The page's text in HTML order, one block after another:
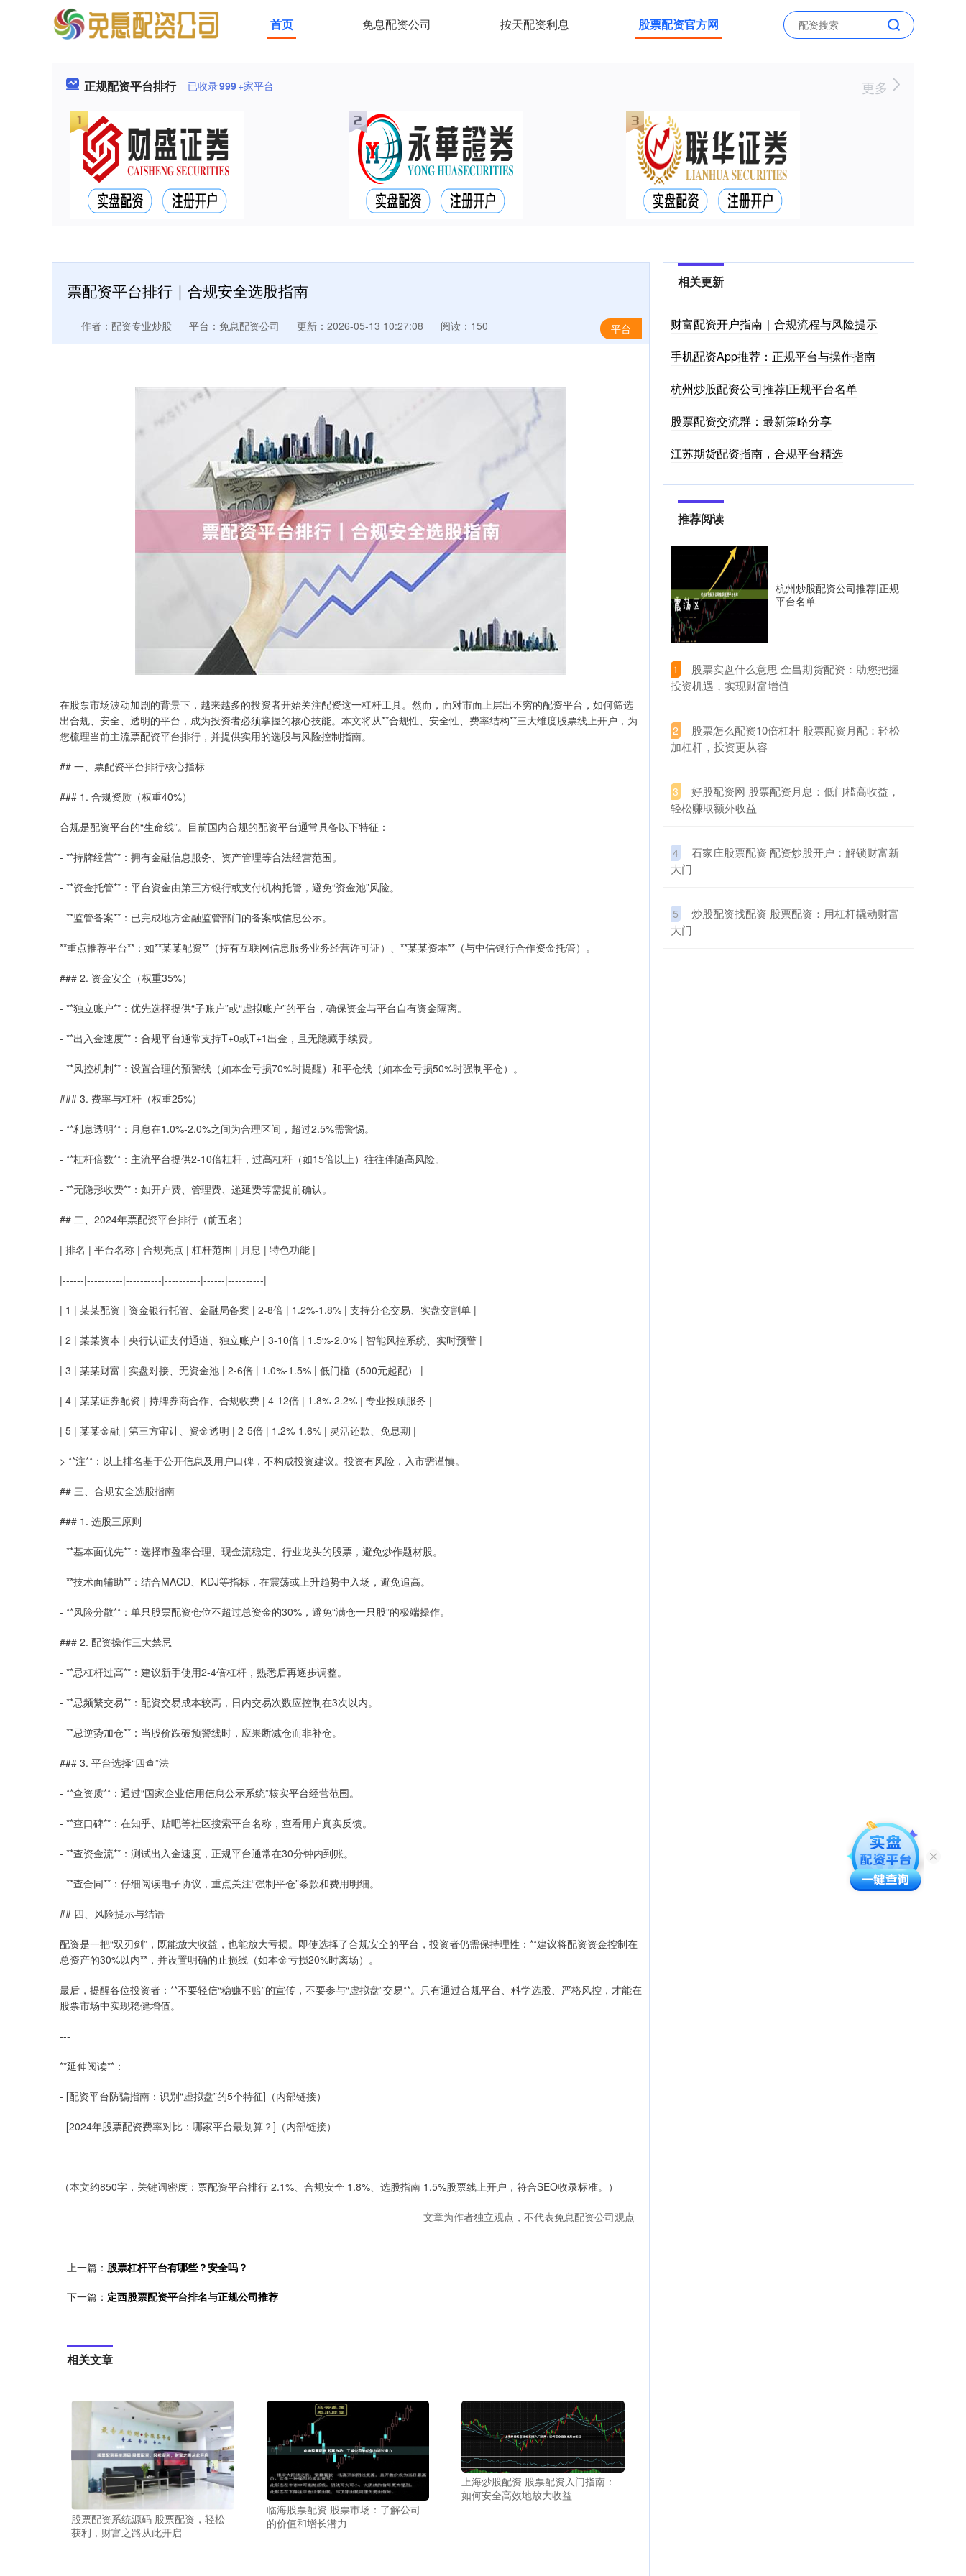
首页 免息配资公司 按天配资利息 股票配资官方网
正规配资平台排行 已收录999+家平台 更多
票配资平台排行｜合规安全选股指南
平台
作者：配资专业炒股 平台：免息配资公司 更新：2026-05-13 10:27:08 阅读：150
在股票市场波动加剧的背景下，越来越多的投资者开始关注配资这一杠杆工具。然而，面对市面上层出不穷的配资平台，如何筛选
出合规、安全、透明的平台，成为投资者必须掌握的核心技能。本文将从**合规性、安全性、费率结构**三大维度股票线上开户，为
您梳理当前主流票配资平台排行，并提供实用的选股与风险控制指南。
## 一、票配资平台排行核心指标
### 1. 合规资质（权重40%）
合规是配资平台的“生命线”。目前国内合规的配资平台通常具备以下特征：
- **持牌经营**：拥有金融信息服务、资产管理等合法经营范围。
- **资金托管**：平台资金由第三方银行或支付机构托管，避免“资金池”风险。
- **监管备案**：已完成地方金融监管部门的备案或信息公示。
**重点推荐平台**：如**某某配资**（持有互联网信息服务业务经营许可证）、**某某资本**（与中信银行合作资金托管）。
### 2. 资金安全（权重35%）
- **独立账户**：优先选择提供“子账户”或“虚拟账户”的平台，确保资金与平台自有资金隔离。
- **出入金速度**：合规平台通常支持T+0或T+1出金，且无隐藏手续费。
- **风控机制**：设置合理的预警线（如本金亏损70%时提醒）和平仓线（如本金亏损50%时强制平仓）。
### 3. 费率与杠杆（权重25%）
- **利息透明**：月息在1.0%-2.0%之间为合理区间，超过2.5%需警惕。
- **杠杆倍数**：主流平台提供2-10倍杠杆，过高杠杆（如15倍以上）往往伴随高风险。
- **无隐形收费**：如开户费、管理费、递延费等需提前确认。
## 二、2024年票配资平台排行（前五名）
| 排名 | 平台名称 | 合规亮点 | 杠杆范围 | 月息 | 特色功能 |
|------|----------|----------|----------|------|----------|
| 1 | 某某配资 | 资金银行托管、金融局备案 | 2-8倍 | 1.2%-1.8% | 支持分仓交易、实盘交割单 |
| 2 | 某某资本 | 央行认证支付通道、独立账户 | 3-10倍 | 1.5%-2.0% | 智能风控系统、实时预警 |
| 3 | 某某财富 | 实盘对接、无资金池 | 2-6倍 | 1.0%-1.5% | 低门槛（500元起配） |
| 4 | 某某证券配资 | 持牌券商合作、合规收费 | 4-12倍 | 1.8%-2.2% | 专业投顾服务 |
| 5 | 某某金融 | 第三方审计、资金透明 | 2-5倍 | 1.2%-1.6% | 灵活还款、免息期 |
> **注**：以上排名基于公开信息及用户口碑，不构成投资建议。投资有风险，入市需谨慎。
## 三、合规安全选股指南
### 1. 选股三原则
- **基本面优先**：选择市盈率合理、现金流稳定、行业龙头的股票，避免炒作题材股。
- **技术面辅助**：结合MACD、KDJ等指标，在震荡或上升趋势中入场，避免追高。
- **风险分散**：单只股票配资仓位不超过总资金的30%，避免“满仓一只股”的极端操作。
### 2. 配资操作三大禁忌
- **忌杠杆过高**：建议新手使用2-4倍杠杆，熟悉后再逐步调整。
- **忌频繁交易**：配资交易成本较高，日内交易次数应控制在3次以内。
- **忌逆势加仓**：当股价跌破预警线时，应果断减仓而非补仓。
### 3. 平台选择“四查”法
- **查资质**：通过“国家企业信用信息公示系统”核实平台经营范围。
- **查口碑**：在知乎、贴吧等社区搜索平台名称，查看用户真实反馈。
- **查资金流**：测试出入金速度，正规平台通常在30分钟内到账。
- **查合同**：仔细阅读电子协议，重点关注“强制平仓”条款和费用明细。
## 四、风险提示与结语
配资是一把“双刃剑”，既能放大收益，也能放大亏损。即使选择了合规安全的平台，投资者仍需保持理性：**建议将配资资金控制在
总资产的30%以内**，并设置明确的止损线（如本金亏损20%时离场）。
最后，提醒各位投资者：**不要轻信“稳赚不赔”的宣传，不要参与“虚拟盘”交易**。只有通过合规平台、科学选股、严格风控，才能在
股票市场中实现稳健增值。
---
**延伸阅读**：
- [配资平台防骗指南：识别“虚拟盘”的5个特征]（内部链接）
- [2024年股票配资费率对比：哪家平台最划算？]（内部链接）
---
（本文约850字，关键词密度：票配资平台排行 2.1%、合规安全 1.8%、选股指南 1.5%股票线上开户，符合SEO收录标准。）
文章为作者独立观点，不代表免息配资公司观点
上一篇： 股票杠杆平台有哪些？安全吗？
下一篇： 定西股票配资平台排名与正规公司推荐
相关文章
股票配资系统源码 股票配资，轻松
获利，财富之路从此开启
临海股票配资 股票市场：了解公司
的价值和增长潜力
上海炒股配资 股票配资入门指南：
如何安全高效地放大收益
相关更新
财富配资开户指南｜合规流程与风险提示
手机配资App推荐：正规平台与操作指南
杭州炒股配资公司推荐|正规平台名单
股票配资交流群：最新策略分享
江苏期货配资指南，合规平台精选
推荐阅读
杭州炒股配资公司推荐|正规
平台名单
1
​股票实盘什么意思 金昌期货配资：助您把握
投资机遇，实现财富增值
2
​股票怎么配资10倍杠杆 股票配资月配：轻松
加杠杆，投资更从容
3
​好股配资网 股票配资月息：低门槛高收益，
轻松赚取额外收益
4
​石家庄股票配资 配资炒股开户：解锁财富新
大门
5
​炒股配资找配资 股票配资：用杠杆撬动财富
大门